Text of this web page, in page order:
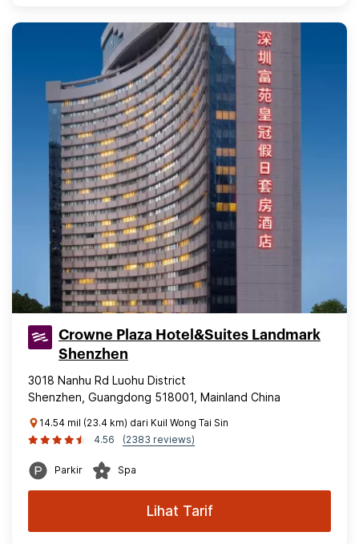
Crowne Plaza Hotel&Suites Landmark
Shenzhen
3018 Nanhu Rd Luohu District
Shenzhen, Guangdong 518001, Mainland China
14.54 mil (23.4 km) dari Kuil Wong Tai Sin
4.56
(2383 reviews)
Parkir Spa
Lihat Tarif